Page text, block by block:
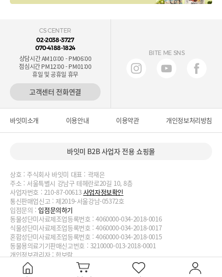
CS CENTER
02-2038-3727
070-4188-1824
상담시간 AM10:00 - PM06:00
점심시간 PM12:00 - PM01:00
휴일 및 공휴일 휴무
고객센터 전화연결
BITE ME SNS
바잇미소개 이용안내 이용약관 개인정보처리방침
바잇미 B2B 사업자 전용 쇼핑몰
상호 : 주식회사 바잇미 대표 : 곽재은
주소 : 서울특별시 강남구 테헤란로20길 10, 8층
사업자번호 : 210-87-00613사업자정보확인
통신판매업신고 : 제2019-서울강남-05372호
입점문의 : 입점문의하기
동물성단미사료제조업등록번호 : 4060000-034-2018-0016
식물성단미사료제조업등록번호 : 4060000-034-2018-0017
혼합성단미사료제조업등록번호 : 4060000-034-2018-0015
동물용의료기기판매신고번호 : 3210000-013-2018-0001
개인정보관리자 : 한보람
대표번호 : 02-2038-3727, 070-4188-1824 이메일 :biteme@biteme.co.kr
copyrightⓒ2020 biteme.co.kr. All Rights Reserved.